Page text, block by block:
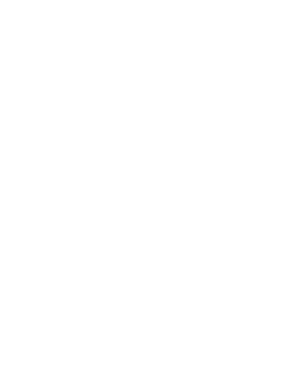
da empresa: 159355 e n.º
Itália e o resto da Europa,
África
Nusle,
Checa
da empresa: 02176475 e
os termos e condições
nossos Serviços. Esses